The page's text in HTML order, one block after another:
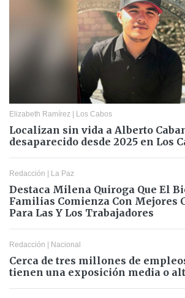
Elizabeth Ramírez | Los Cabos
Localizan sin vida a Alberto
desaparecido desde 2025 en Los
Redacción | La Paz
Destaca Milena Quiroga Que El
Familias Comienza Con Mejores
Para Las Y Los Trabajadores
Redacción | Nacional
Cerca de tres millones de
tienen una exposición media o